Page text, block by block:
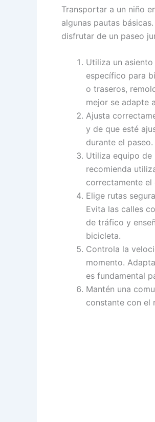
Transportar a un niño
algunas pautas
disfrutar de un paseo
Utiliza un
específico para
o traseros,
mejor se adapte
Ajusta
y de que esté
durante el
Utiliza equipo de
recomienda
correctamente
Elige rutas
Evita las calles
de tráfico y
bicicleta.
Controla la
momento.
es fundamental
Mantén una
constante con el